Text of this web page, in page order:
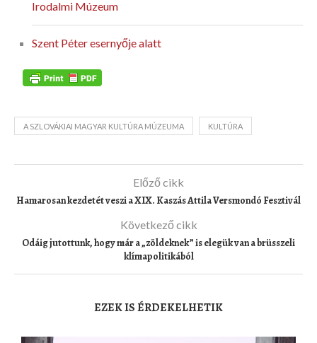
Irodalmi Múzeum
Szent Péter esernyője alatt
A SZLOVÁKIAI MAGYAR KULTÚRA MÚZEUMA KULTÚRA
Előző cikk
Hamarosan kezdetét veszi a XIX. Kaszás Attila Versmondó Fesztivál
Következő cikk
Odáig jutottunk, hogy már a „zöldeknek” is elegük van a brüsszeli
klímapolitikából
EZEK IS ÉRDEKELHETIK